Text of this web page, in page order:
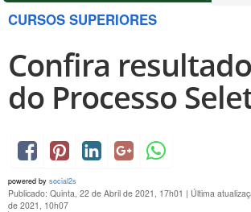
CURSOS SUPERIORES
Confira
do Processo
powered by social2s
Publicado: Quinta, 22 de Abril de 2021, 17h01 | Última
de 2021, 10h07